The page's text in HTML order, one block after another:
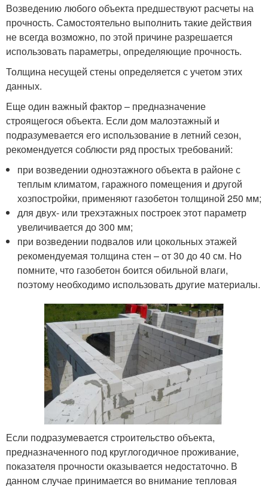
Возведению любого объекта предшествуют расчеты на
прочность. Самостоятельно выполнить такие действия
не всегда возможно, по этой причине разрешается
использовать параметры, определяющие прочность.
Толщина несущей стены определяется с учетом этих
данных.
Еще один важный фактор – предназначение
строящегося объекта. Если дом малоэтажный и
подразумевается его использование в летний сезон,
рекомендуется соблюсти ряд простых требований:
при возведении одноэтажного объекта в районе с
теплым климатом, гаражного помещения и другой
хозпостройки, применяют газобетон толщиной 250 мм;
для двух- или трехэтажных построек этот параметр
увеличивается до 300 мм;
при возведении подвалов или цокольных этажей
рекомендуемая толщина стен – от 30 до 40 см. Но
помните, что газобетон боится обильной влаги,
поэтому необходимо использовать другие материалы.
Если подразумевается строительство объекта,
предназначенного под круглогодичное проживание,
показателя прочности оказывается недостаточно. В
данном случае принимается во внимание тепловая